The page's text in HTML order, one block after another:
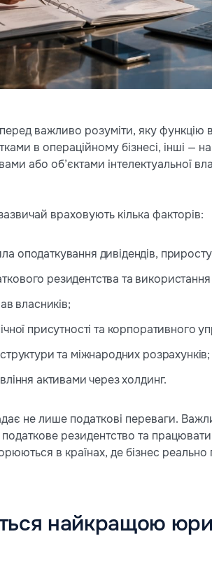
важливо розуміти, яку функцію
в операційному бізнесі, інші —
або об’єктами інтелектуальної
враховують кілька факторів:
оподаткування дивідендів, приросту
резидентства та
власників;
присутності та корпоративного
та міжнародних розрахунків;
активами через холдинг.
не лише податкові переваги.
податкове резидентство та
в країнах, де бізнес
найкращою